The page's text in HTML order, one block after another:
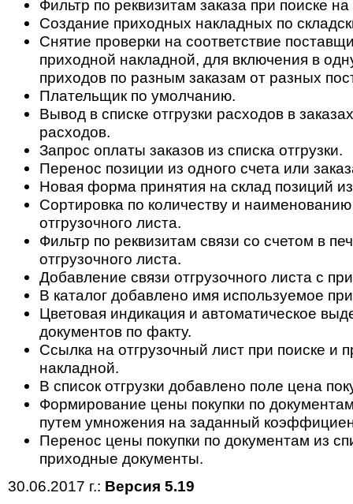
Фильтр по реквизитам заказа при поиске
Создание приходных накладных по
Снятие проверки на соответствие
приходной накладной, для включения в
приходов по разным заказам от разных
Плательщик по умолчанию.
Вывод в списке отгрузки расходов в
расходов.
Запрос оплаты заказов из списка отгрузки.
Перенос позиции из одного счета или
Новая форма принятия на склад позиций из
Сортировка по количеству и
отгрузочного листа.
Фильтр по реквизитам связи со счетом в
отгрузочного листа.
Добавление связи отгрузочного листа с
В каталог добавлено имя используемое
Цветовая индикация и автоматическое
документов по факту.
Ссылка на отгрузочный лист при поиске и
накладной.
В список отгрузки добавлено поле цена
Формирование цены покупки по документам
путем умножения на заданный
Перенос цены покупки по документам из
приходные документы.
30.06.2017 г.: Версия 5.19